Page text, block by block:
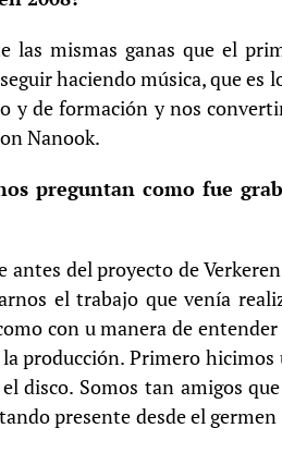
las mismas ganas que el
haciendo música, que es
y de formación y nos
Nanook.
preguntan como fue
del proyecto de
el trabajo que venía
con u manera de entender
producción. Primero hicimos
disco. Somos tan amigos
presente desde el